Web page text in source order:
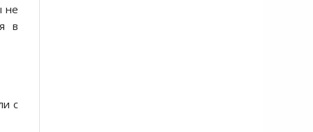
не
в
с